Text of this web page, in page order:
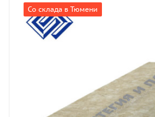
Со склада в Тюмени